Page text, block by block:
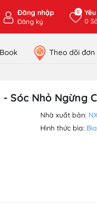
Đăng nhập
Đăng ký
0
0
Theo dõi
Sóc Nhỏ Ngừng
Nhà xuất bản:
Hình thức bìa: